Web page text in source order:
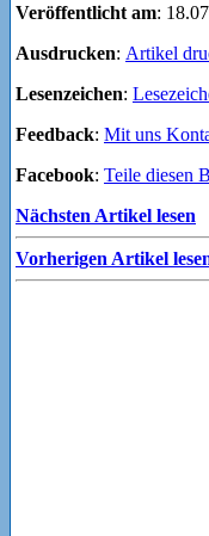
Veröffentlicht am:
Ausdrucken: Artikel
Lesenzeichen:
Feedback: Mit uns
Facebook: Teile diesen
Nächsten Artikel lesen
Vorherigen Artikel